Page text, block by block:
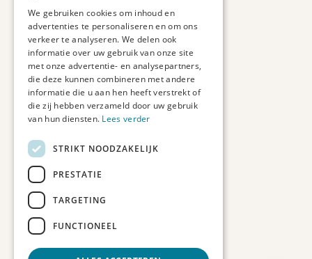
Veelgestelde vragen
Duurzaam ondernemen
Contact informatie
Etienne de Pinedaweg 34
3711 CH, Austerlitz
Nederland
info@fotoprintxl.nl
0343 78 58 00
KVK: 81960263
BTW: NL002708709B23
We gebruiken cookies om inhoud en
advertenties te personaliseren en om ons
verkeer te analyseren. We delen ook
informatie over uw gebruik van onze site
met onze advertentie- en analysepartners,
die deze kunnen combineren met andere
informatie die u aan hen heeft verstrekt of
die zij hebben verzameld door uw gebruik
van hun diensten. Lees verder
STRIKT NOODZAKELIJK
PRESTATIE
TARGETING
FUNCTIONEEL